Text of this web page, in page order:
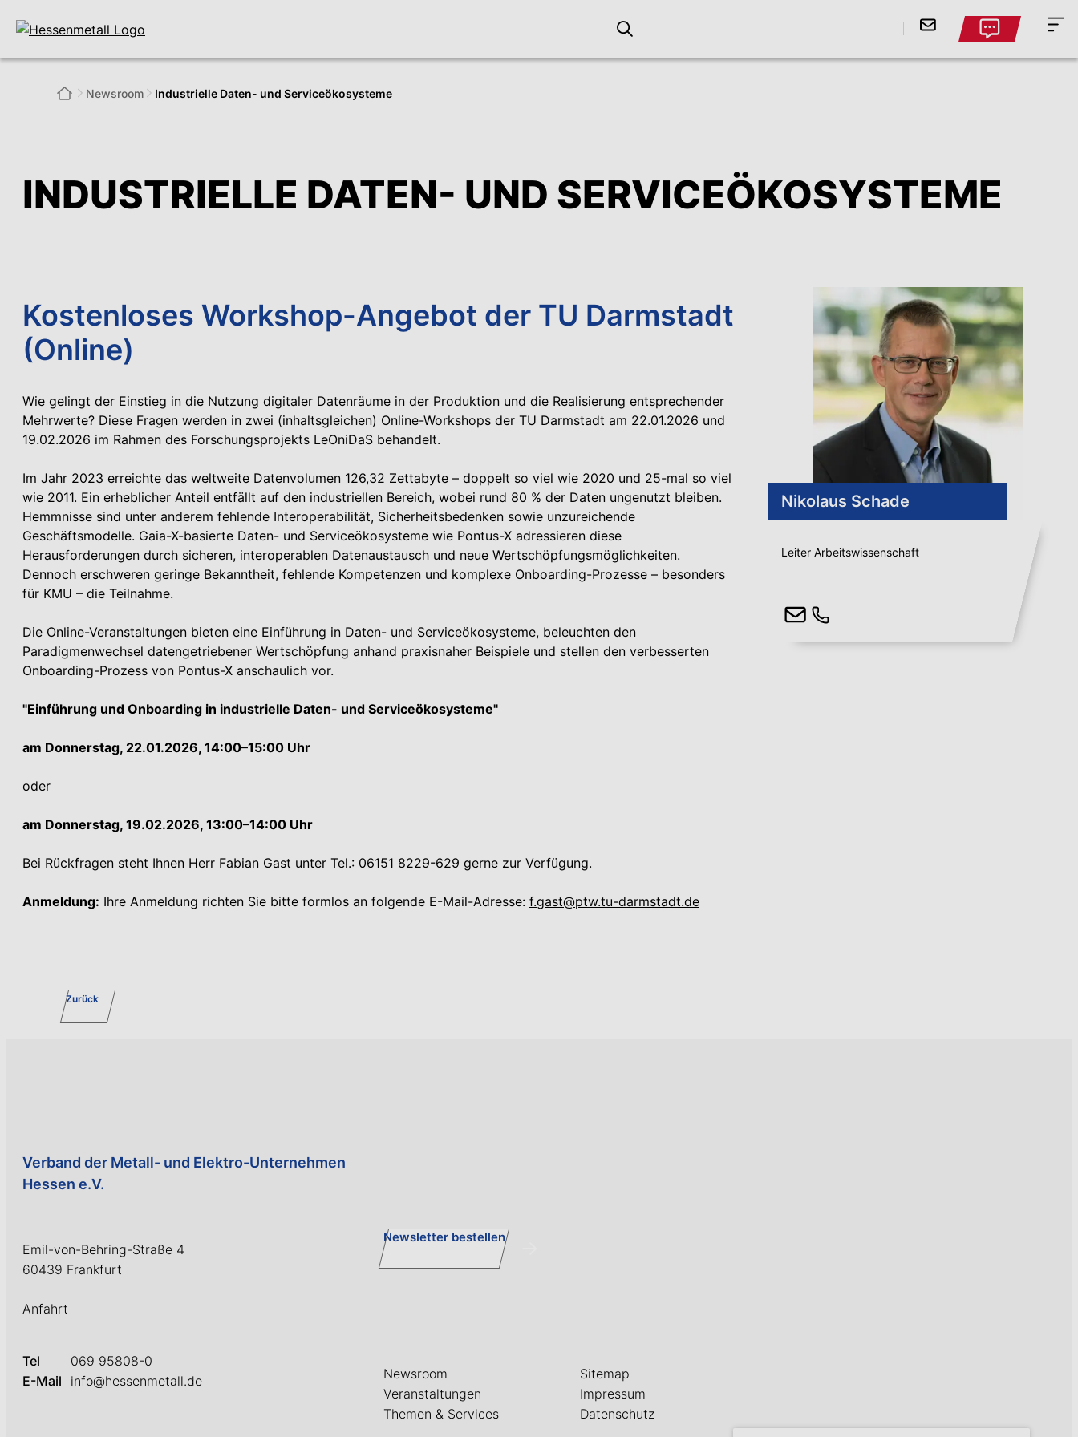
INDUSTRIELLE DATEN- UND SERVICEÖKOSYSTEME
Kostenloses Workshop-Angebot der TU Darmstadt
(Online)
Wie gelingt der Einstieg in die Nutzung digitaler Datenräume in der Produktion und die Realisierung entsprechender
Mehrwerte? Diese Fragen werden in zwei (inhaltsgleichen) Online-Workshops der TU Darmstadt am 22.01.2026 und
19.02.2026 im Rahmen des Forschungsprojekts LeOniDaS behandelt.
Im Jahr 2023 erreichte das weltweite Datenvolumen 126,32 Zettabyte – doppelt so viel wie 2020 und 25-mal so viel
wie 2011. Ein erheblicher Anteil entfällt auf den industriellen Bereich, wobei rund 80 % der Daten ungenutzt bleiben.
Hemmnisse sind unter anderem fehlende Interoperabilität, Sicherheitsbedenken sowie unzureichende
Geschäftsmodelle. Gaia-X-basierte Daten- und Serviceökosysteme wie Pontus-X adressieren diese
Herausforderungen durch sicheren, interoperablen Datenaustausch und neue Wertschöpfungsmöglichkeiten.
Dennoch erschweren geringe Bekanntheit, fehlende Kompetenzen und komplexe Onboarding-Prozesse – besonders
für KMU – die Teilnahme.
Die Online-Veranstaltungen bieten eine Einführung in Daten- und Serviceökosysteme, beleuchten den
Paradigmenwechsel datengetriebener Wertschöpfung anhand praxisnaher Beispiele und stellen den verbesserten
Onboarding-Prozess von Pontus-X anschaulich vor.
"Einführung und Onboarding in industrielle Daten- und Serviceökosysteme"
am Donnerstag, 22.01.2026, 14:00–15:00 Uhr
oder
am Donnerstag, 19.02.2026, 13:00–14:00 Uhr
Bei Rückfragen steht Ihnen Herr Fabian Gast unter Tel.: 06151 8229-629 gerne zur Verfügung.
Anmeldung: Ihre Anmeldung richten Sie bitte formlos an folgende E-Mail-Adresse: f.gast@ptw.tu-darmstadt.de
Nikolaus Schade
Leiter Arbeitswissenschaft
Zurück
Newsroom Industrielle Daten- und Serviceökosysteme
Verband der Metall- und Elektro-Unternehmen
Hessen e.V.
Emil-von-Behring-Straße 4
60439 Frankfurt
Anfahrt
Newsletter bestellen
Tel
069 95808-0
E-Mail
info@hessenmetall.de
Newsroom
Veranstaltungen
Themen & Services
Sitemap
Impressum
Datenschutz